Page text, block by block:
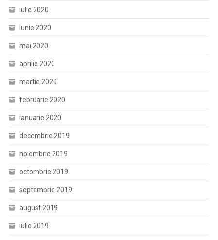
iulie 2020
iunie 2020
mai 2020
aprilie 2020
martie 2020
februarie 2020
ianuarie 2020
decembrie 2019
noiembrie 2019
octombrie 2019
septembrie 2019
august 2019
iulie 2019